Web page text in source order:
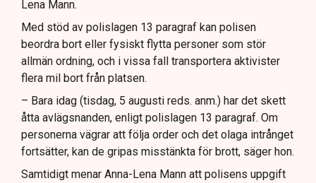
Lena Mann.
Med stöd av polislagen 13 paragraf kan polisen
beordra bort eller fysiskt flytta personer som stör
allmän ordning, och i vissa fall transportera aktivister
flera mil bort från platsen.
– Bara idag (tisdag, 5 augusti reds. anm.) har det skett
åtta avlägsnanden, enligt polislagen 13 paragraf. Om
personerna vägrar att följa order och det olaga intrånget
fortsätter, kan de gripas misstänkta för brott, säger hon.
Samtidigt menar Anna-Lena Mann att polisens uppgift